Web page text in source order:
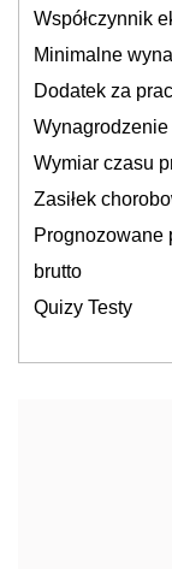
Współczynnik
Minimalne
Dodatek za
Wynagrodzenie
Wymiar czasu
Zasiłek
Prognozowane
brutto
Quizy Testy